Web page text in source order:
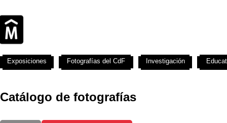
Catálogo de fotografías
Exposiciones Fotografías del CdF Investigación